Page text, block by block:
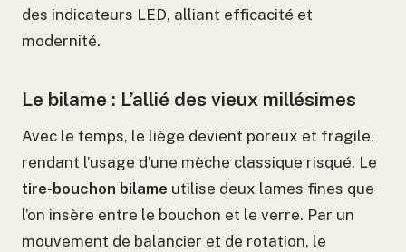
des indicateurs LED, alliant efficacité et
modernité.
Le bilame : L’allié des vieux millésimes
Avec le temps, le liège devient poreux et fragile,
rendant l’usage d’une mèche classique risqué. Le
tire-bouchon bilame utilise deux lames fines que
l’on insère entre le bouchon et le verre. Par un
mouvement de balancier et de rotation, le